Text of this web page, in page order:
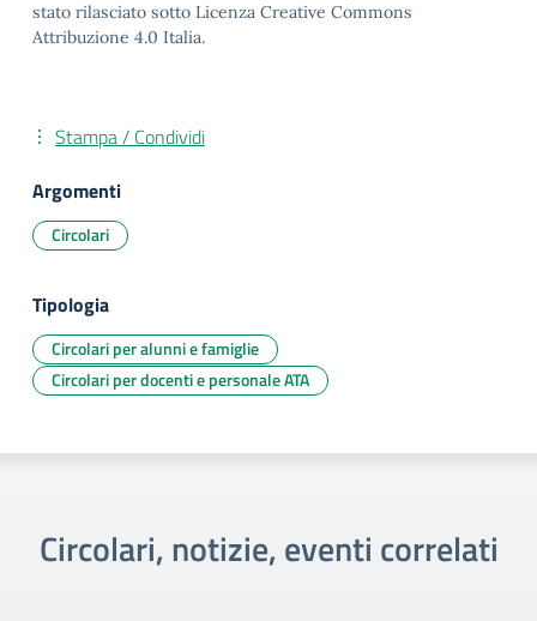
stato rilasciato sotto Licenza Creative Commons
Attribuzione 4.0 Italia.
Stampa / Condividi
Argomenti
Circolari
Tipologia
Circolari per alunni e famiglie
Circolari per docenti e personale ATA
Circolari, notizie, eventi correlati